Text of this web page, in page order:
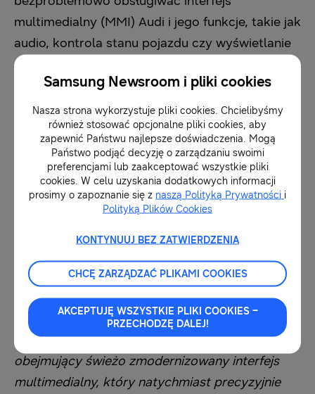
multimedialny (MMI) Audi i jego funkcje, takie jak
audio, kontrola stanu pojazdu czy wyświetlanie
nawigacji w systemie IVI. Dzięki wysokiej
wydajności oraz obsłudze wielu systemów
operacyjnych i wyświetlaczy Exynos Auto 8890
zapewnia użytkownikowi wysoce interaktywne
wrażenia.
„Dla Audi mobilność oznacza nie tylko
osiągnięcie celu podróży, ale także bezpieczną i
przyjemną jazdę”– powiedział Alfons Pfaller,
E/E w Audi – „ W ciągu ostatnich kilku lat ściśle
współpracowaliśmy z firmą Samsung, aby
zapewnić naszym klientom system
informacyjno-rozrywkowy w pojazdach (IVI)
obejmujący świeżo zmodernizowany interfejs
multimedialny, który natychmiast precyzyjnie
Samsung Newsroom i pliki cookies
Nasza strona wykorzystuje pliki cookies. Chcielibyśmy
również stosować opcjonalne pliki cookies, aby
zapewnić Państwu najlepsze doświadczenia. Mogą
Państwo podjąć decyzję o zarządzaniu swoimi
preferencjami lub zaakceptować wszystkie pliki
cookies. W celu uzyskania dodatkowych informacji
prosimy o zapoznanie się z naszą Polityką Prywatności i
Polityką Plików Cookies
KONTYNUUJ BEZ ZATWIERDZENIA
CHCĘ ZARZĄDZAĆ PLIKAMI COOKIES
AKCEPTUJĘ WSZYSTKIE PLIKI COOKIES –
PRZECHODZĘ DALEJ!